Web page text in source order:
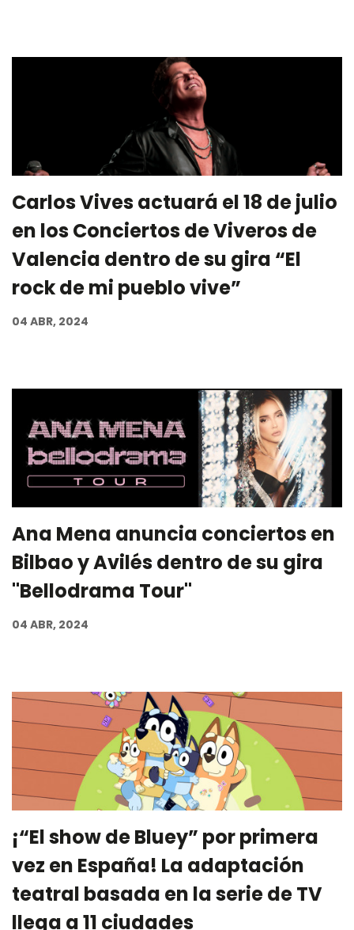
Carlos Vives actuará el 18 de julio
en los Conciertos de Viveros de
Valencia dentro de su gira “El
rock de mi pueblo vive”
04 ABR, 2024
Ana Mena anuncia conciertos en
Bilbao y Avilés dentro de su gira
"Bellodrama Tour"
04 ABR, 2024
¡“El show de Bluey” por primera
vez en España! La adaptación
teatral basada en la serie de TV
llega a 11 ciudades